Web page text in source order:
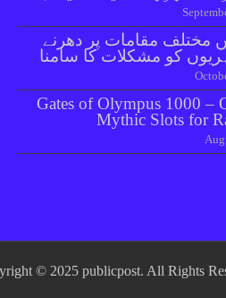
مختلف مقامات پر دھرنے
کو مشکلات کا سامنا
Gates of Olympus 1000 –
Mythic Slots for
© 2025 publicpost. All Rights